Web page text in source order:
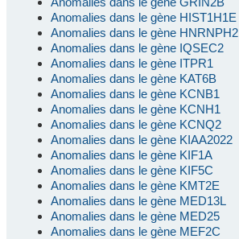
Anomalies dans le gène HIST1H1E
Anomalies dans le gène HNRNPH2
Anomalies dans le gène IQSEC2
Anomalies dans le gène ITPR1
Anomalies dans le gène KAT6B
Anomalies dans le gène KCNB1
Anomalies dans le gène KCNH1
Anomalies dans le gène KCNQ2
Anomalies dans le gène KIAA2022
Anomalies dans le gène KIF1A
Anomalies dans le gène KIF5C
Anomalies dans le gène KMT2E
Anomalies dans le gène MED13L
Anomalies dans le gène MED25
Anomalies dans le gène MEF2C